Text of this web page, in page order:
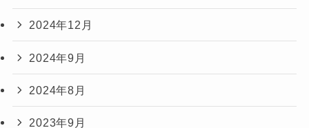
2024年12月
2024年9月
2024年8月
2023年9月